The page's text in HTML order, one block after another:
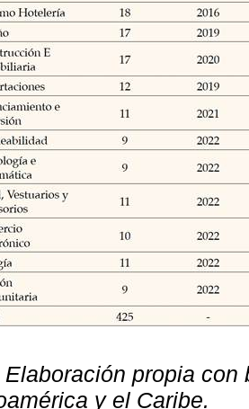
Elaboración propia
y el Caribe.